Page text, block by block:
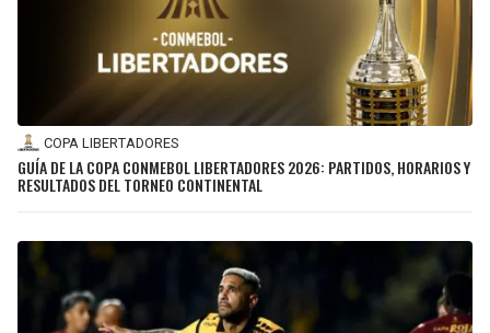
COPA LIBERTADORES
GUÍA DE LA COPA CONMEBOL LIBERTADORES 2026: PARTIDOS, HORARIOS Y
RESULTADOS DEL TORNEO CONTINENTAL